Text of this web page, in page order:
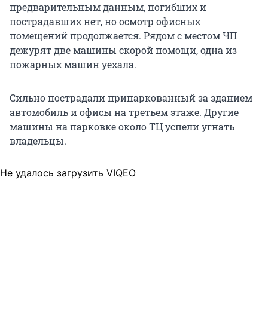
предварительным данным, погибших и
пострадавших нет, но осмотр офисных
помещений продолжается. Рядом с местом ЧП
дежурят две машины скорой помощи, одна из
пожарных машин уехала.
Сильно пострадали припаркованный за зданием
автомобиль и офисы на третьем этаже. Другие
машины на парковке около ТЦ успели угнать
владельцы.
Не удалось загрузить VIQEO